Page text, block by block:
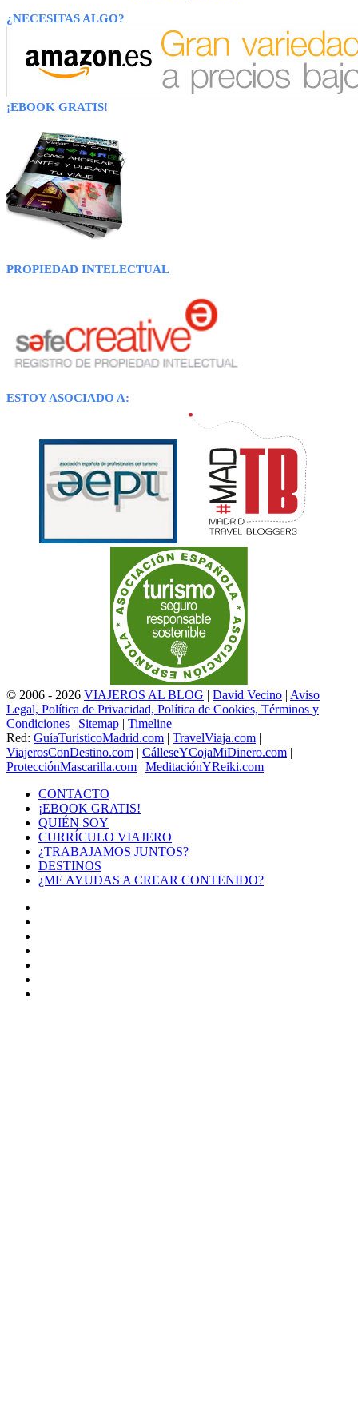
¿NECESITAS ALGO?
¡EBOOK GRATIS!
PROPIEDAD INTELECTUAL
ESTOY ASOCIADO A:
© 2006 - 2026 VIAJEROS AL BLOG | David Vecino | Aviso
Legal, Política de Privacidad, Política de Cookies, Términos y
Condiciones | Sitemap | Timeline
Red: GuíaTurísticoMadrid.com | TravelViaja.com |
ViajerosConDestino.com | CálleseYCojaMiDinero.com |
ProtecciónMascarilla.com | MeditaciónYReiki.com
CONTACTO
¡EBOOK GRATIS!
QUIÉN SOY
CURRÍCULO VIAJERO
¿TRABAJAMOS JUNTOS?
DESTINOS
¿ME AYUDAS A CREAR CONTENIDO?